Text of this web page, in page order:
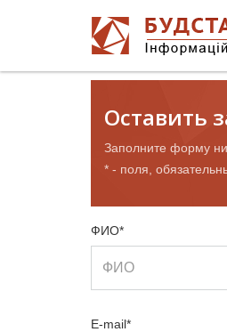
Оставить
Заполните форму
* - поля,
ФИО*
E-mail*